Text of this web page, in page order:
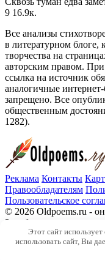
9 16.9к.
Все анализы
в литературном блоге,
творчества на
авторским правом.
ссылка на источник
аналогичные
запрещено. Все
общественным
1282).
Реклама Контакты
Правообладателям
Пользовательское
© 2026 Oldpoems.ru -
Зарубежные авторы
текста современных
нас свой стих.
Этот сайт
использовать сайт, Вы